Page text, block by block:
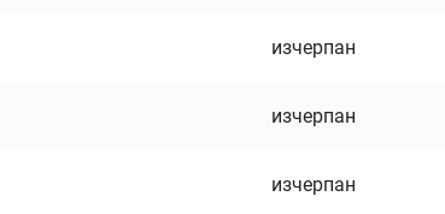
изчерпан
изчерпан
изчерпан